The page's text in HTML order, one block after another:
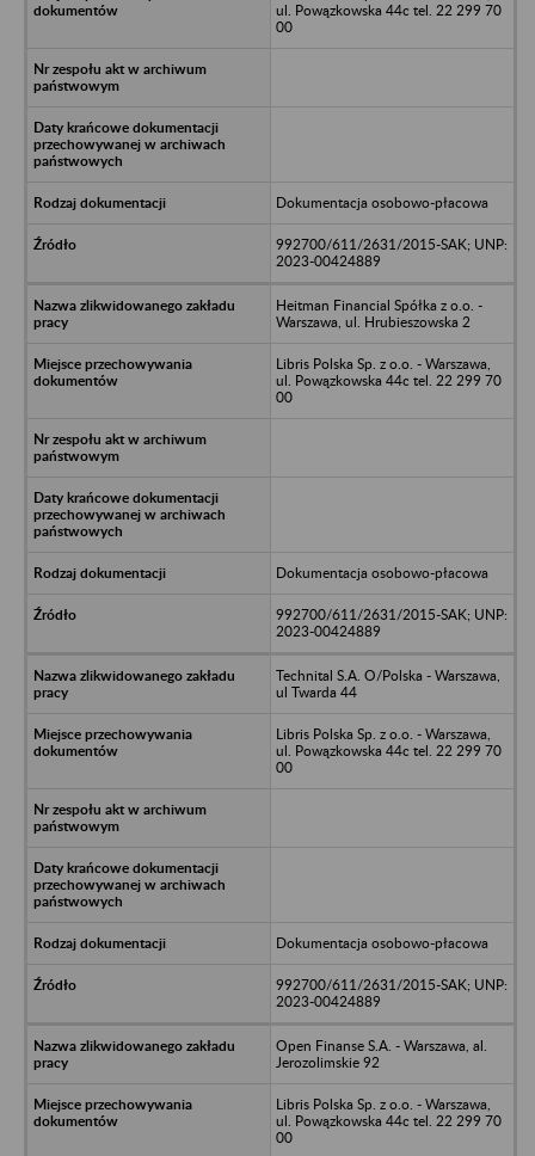
ul. Powązkowska 44c tel. 22 299 70
00
Dokumentacja osobowo-płacowa
992700/611/2631/2015-SAK; UNP:
2023-00424889
Heitman Financial Spółka z o.o. -
Warszawa, ul. Hrubieszowska 2
Libris Polska Sp. z o.o. - Warszawa,
ul. Powązkowska 44c tel. 22 299 70
00
Dokumentacja osobowo-płacowa
992700/611/2631/2015-SAK; UNP:
2023-00424889
Technital S.A. O/Polska - Warszawa,
ul Twarda 44
Libris Polska Sp. z o.o. - Warszawa,
ul. Powązkowska 44c tel. 22 299 70
00
Dokumentacja osobowo-płacowa
992700/611/2631/2015-SAK; UNP:
2023-00424889
Open Finanse S.A. - Warszawa, al.
Jerozolimskie 92
Libris Polska Sp. z o.o. - Warszawa,
ul. Powązkowska 44c tel. 22 299 70
00